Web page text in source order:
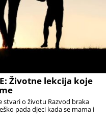
Životne lekcija koje
stvari o životu Razvod braka
pada djeci kada se mama i